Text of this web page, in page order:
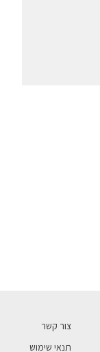
צור קשר
תנאי שימוש